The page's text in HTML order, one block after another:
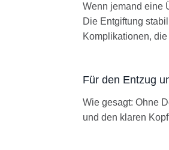
Wenn jemand eine
Die Entgiftung
Komplikationen,
Für den Entzug
Wie gesagt: Ohne
und den klaren